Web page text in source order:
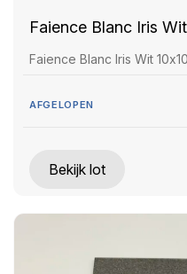
Faience Blanc Iris
Faience Blanc Iris Wit
AFGELOPEN
Bekijk lot